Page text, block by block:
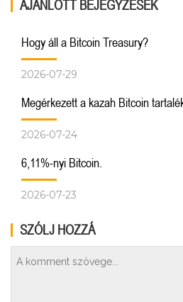
AJÁNLOTT BEJEGYZÉSEK
Hogy áll a Bitcoin Treasury?
2026-07-29
Megérkezett a kazah Bitcoin
2026-07-24
6,11%-nyi Bitcoin.
2026-07-23
SZÓLJ HOZZÁ